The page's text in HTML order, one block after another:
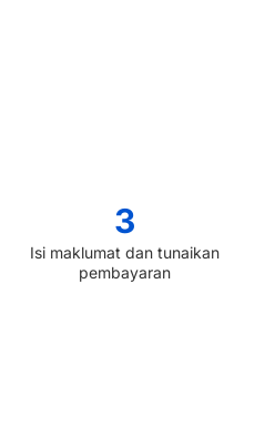
3
Isi maklumat dan tunaikan
pembayaran